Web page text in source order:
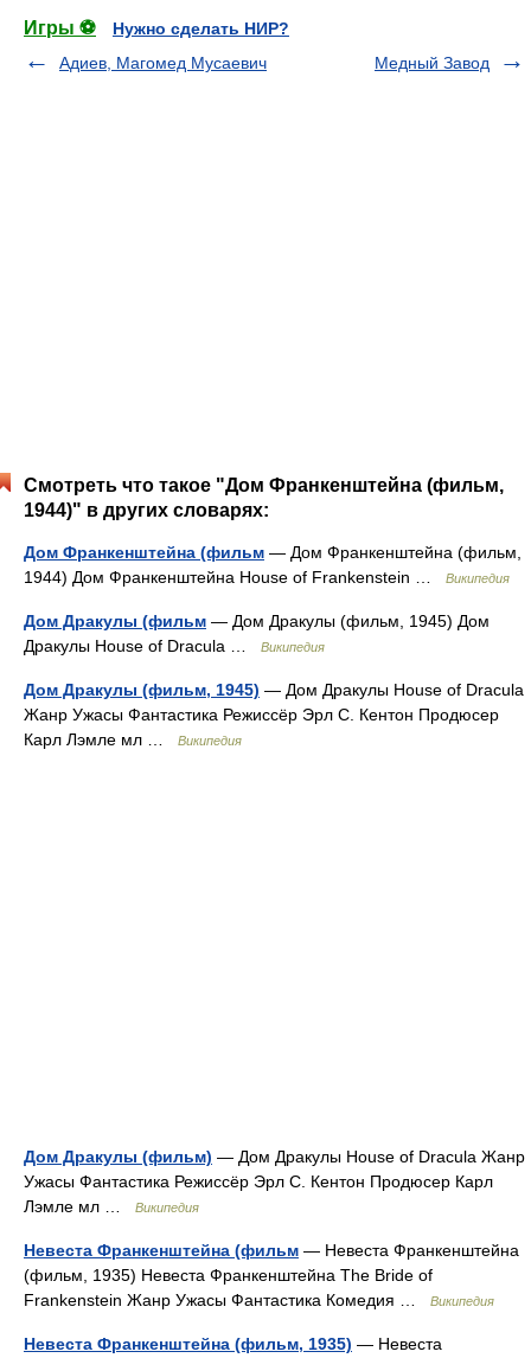
Игры ⚽
Нужно сделать НИР?
Адиев, Магомед Мусаевич
Медный Завод
Смотреть что такое "Дом Франкенштейна (фильм,
1944)" в других словарях:
Дом Франкенштейна (фильм — Дом Франкенштейна (фильм,
1944) Дом Франкенштейна House of Frankenstein …
Википедия
Дом Дракулы (фильм — Дом Дракулы (фильм, 1945) Дом
Дракулы House of Dracula …
Википедия
Дом Дракулы (фильм, 1945) — Дом Дракулы House of Dracula
Жанр Ужасы Фантастика Режиссёр Эрл С. Кентон Продюсер
Карл Лэмле мл …
Википедия
Дом Дракулы (фильм) — Дом Дракулы House of Dracula Жанр
Ужасы Фантастика Режиссёр Эрл С. Кентон Продюсер Карл
Лэмле мл …
Википедия
Невеста Франкенштейна (фильм — Невеста Франкенштейна
(фильм, 1935) Невеста Франкенштейна The Bride of
Frankenstein Жанр Ужасы Фантастика Комедия …
Википедия
Невеста Франкенштейна (фильм, 1935) — Невеста